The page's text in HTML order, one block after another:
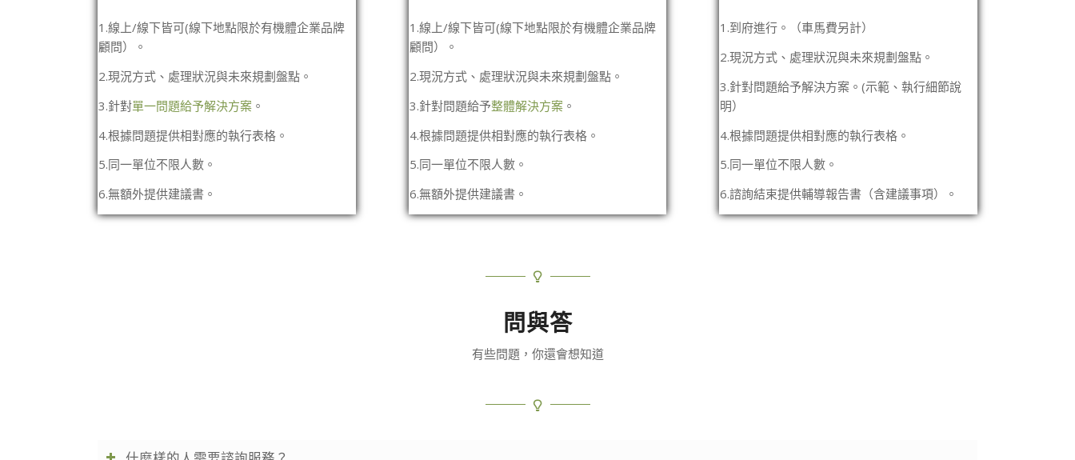
1.線上/線下皆可(線下地點限於有機體企業品牌
顧問）。
2.現況方式、處理狀況與未來規劃盤點。
3.針對單一問題給予解決方案 。
4.根據問題提供相對應的執行表格。
5.同一單位不限人數。
6.無額外提供建議書。
1.線上/線下皆可(線下地點限於有機體企業品牌
顧問）。
2.現況方式、處理狀況與未來規劃盤點。
3.針對問題給予整體解決方案。
4.根據問題提供相對應的執行表格。
5.同一單位不限人數。
6.無額外提供建議書。
1.到府進行。（車馬費另計）
2.現況方式、處理狀況與未來規劃盤點。
3.針對問題給予解決方案。(示範、執行細節說
明）
4.根據問題提供相對應的執行表格。
5.同一單位不限人數。
6.諮詢結束提供輔導報告書（含建議事項）。
問與答
有些問題，你還會想知道